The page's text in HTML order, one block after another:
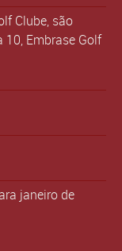
Clube, são
10, Embrase Golf
janeiro de